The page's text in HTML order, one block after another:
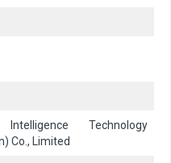
Technology
Co., Limited